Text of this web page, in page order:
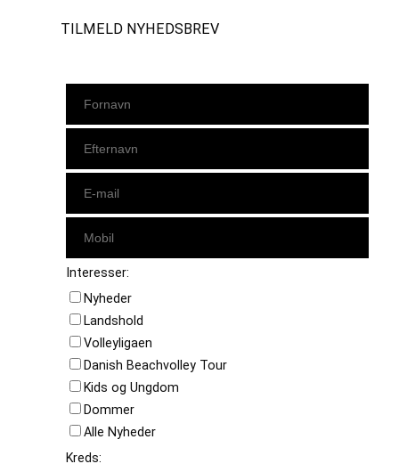
TILMELD NYHEDSBREV
Interesser:
Nyheder
Landshold
Volleyligaen
Danish Beachvolley Tour
Kids og Ungdom
Dommer
Alle Nyheder
Kreds: